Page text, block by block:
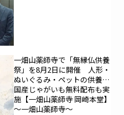
一畑山薬師寺で「無縁仏供養
祭」を8月2日に開催 人形・
ぬいぐるみ・ペットの供養、
国産じゃがいも無料配布も実
施【一畑山薬師寺 岡崎本堂】
～一畑山薬師寺～